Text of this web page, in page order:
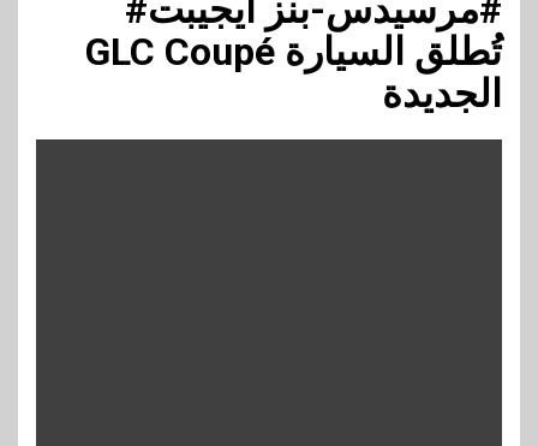
#مرسيدس-بنز ايجيبت#
تُطلق السيارة GLC Coupé
الجديدة